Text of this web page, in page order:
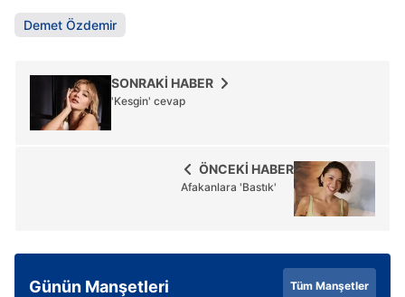
Demet Özdemir
SONRAKİ HABER
'Kesgin' cevap
ÖNCEKİ HABER
Afakanlara 'Bastık'
Günün Manşetleri Tüm Manşetler